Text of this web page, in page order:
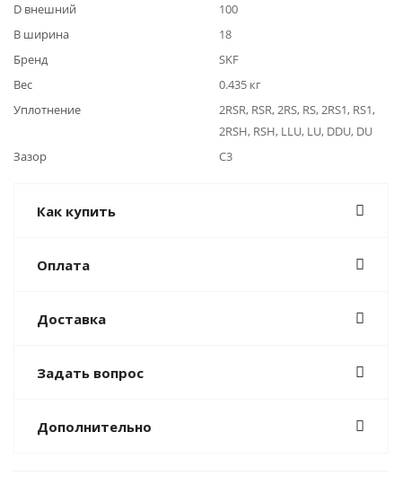
D внешний
100
B ширина
18
Бренд
SKF
Вес
0.435 кг
Уплотнение
2RSR, RSR, 2RS, RS, 2RS1, RS1,
2RSH, RSH, LLU, LU, DDU, DU
Зазор
C3
Как купить
Оплата
Доставка
Задать вопрос
Дополнительно